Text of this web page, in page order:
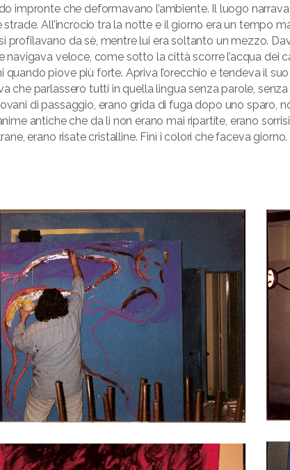
impronte che deformavano l’ambiente. Il luogo
strade. All’incrocio tra la notte e il giorno era un tempo
profilavano da sè, mentre lui era soltanto un mezzo.
navigava veloce, come sotto la città scorre l’acqua dei
quando piove più forte. Apriva l’orecchio e tendeva il
che parlassero tutti in quella lingua senza parole,
di passaggio, erano grida di fuga dopo uno sparo,
antiche che da li non erano mai ripartite, erano
erano risate cristalline. Finì i colori che faceva giorno.